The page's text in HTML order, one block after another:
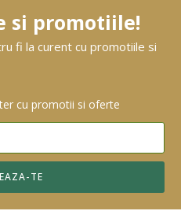
si promotiile!
fi la curent cu promotiile si
cu promotii si oferte
TE